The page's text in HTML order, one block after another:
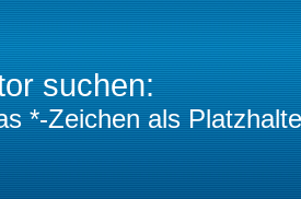
suchen:
*-Zeichen als